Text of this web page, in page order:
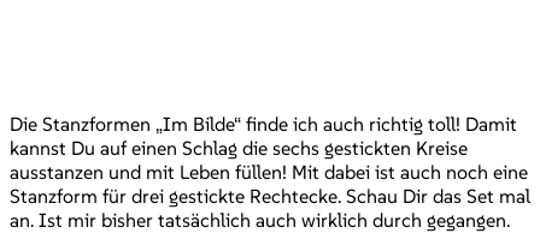
Die Stanzformen „Im Bilde“ finde ich auch richtig toll! Damit
kannst Du auf einen Schlag die sechs gestickten Kreise
ausstanzen und mit Leben füllen! Mit dabei ist auch noch eine
Stanzform für drei gestickte Rechtecke. Schau Dir das Set mal
an. Ist mir bisher tatsächlich auch wirklich durch gegangen.